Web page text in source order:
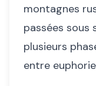
montagnes
passées sous
plusieurs
entre